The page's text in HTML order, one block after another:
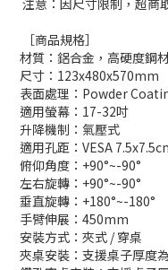
注意：因尺寸限制，超商
［商品規格］
材質：鋁合金，高硬度鋼
尺寸：123x480x570mm
表面處理：Powder
適用螢幕：17-32吋
升降機制：氣壓式
適用孔距：VESA
俯仰角度：+90°~-90°
左右旋轉：+90°~-90°
垂直旋轉：+180°~-180°
手臂伸展：450mm
安裝方式：夾式 / 穿桌
夾桌安裝：支援桌子厚度